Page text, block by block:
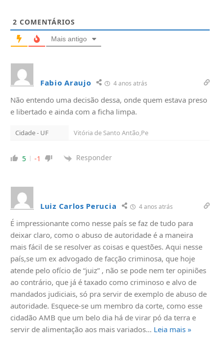
2 COMENTÁRIOS
Mais antigo
Fabio Araujo 4 anos atrás
Não entendo uma decisão dessa, onde quem estava preso
e libertado e ainda com a ficha limpa.
Cidade - UF Vitória de Santo Antão,Pe
5 -1 Responder
Luiz Carlos Perucia 4 anos atrás
É impressionante como nesse país se faz de tudo para
deixar claro, como o abuso de autoridade é a maneira
mais fácil de se resolver as coisas e questões. Aqui nesse
país,se um ex advogado de facção criminosa, que hoje
atende pelo ofício de “juiz” , não se pode nem ter opiniões
ao contrário, que já é taxado como criminoso e alvo de
mandados judiciais, só pra servir de exemplo de abuso de
autoridade. Esquece-se um membro da corte, como esse
cidadão AMB que um belo dia há de virar pó da terra e
servir de alimentação aos mais variados… Leia mais »